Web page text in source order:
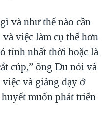
và như thế nào cần
việc làm cụ thể hơn
tính nhất thời hoặc là
cúp,” ông Du nói và
và giảng dạy ở
muốn phát triển